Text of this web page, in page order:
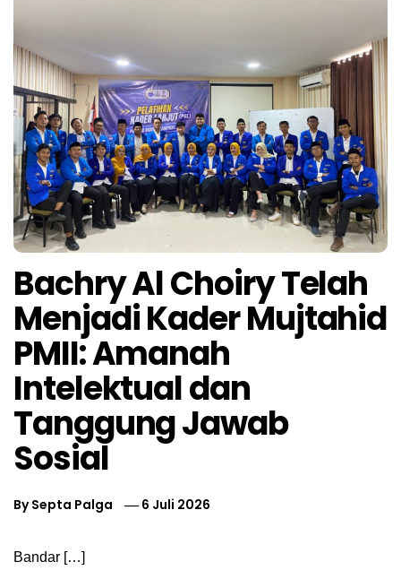
Bachry Al Choiry Telah
Menjadi Kader Mujtahid
PMII: Amanah
Intelektual dan
Tanggung Jawab
Sosial
BySepta Palga 6 Juli 2026
Bandar […]